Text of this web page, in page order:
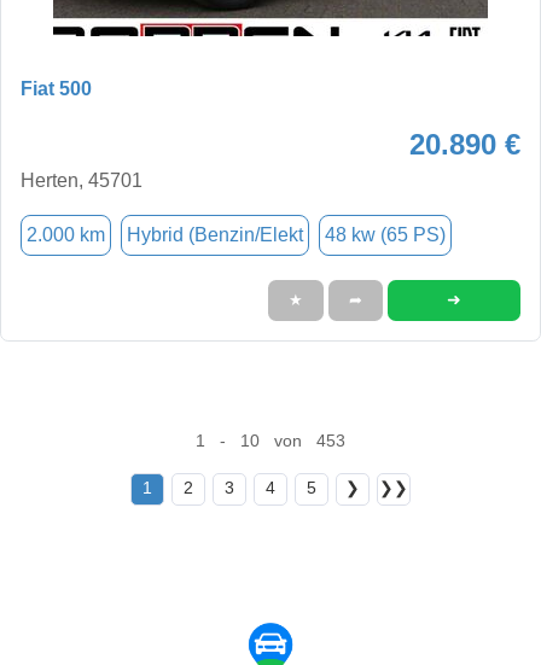
Fiat 500
20.890 €
Herten, 45701
2.000 km Hybrid (Benzin/Elekt 48 kw (65 PS)
★ ➦ ➜
1 - 10 von 453
1 2 3 4 5 ❯ ❯❯